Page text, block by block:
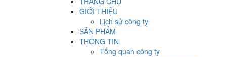
GIỚI THIỆU
Lịch sử công ty
SẢN PHẨM
THÔNG TIN
Tổng quan công ty